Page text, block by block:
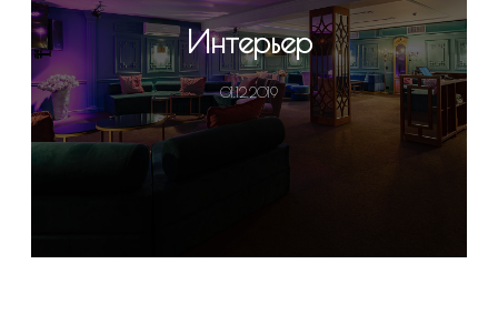
Интерьер
01.12.2019